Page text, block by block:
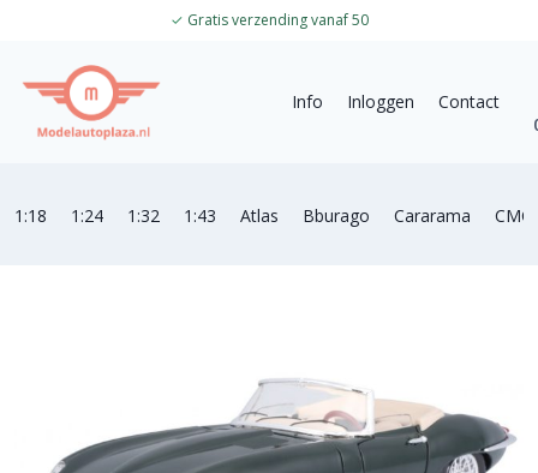
✓ Gratis verzending vanaf 50
Info Inloggen
Contact
1:18 1:24 1:32 1:43 Atlas Bburago Cararama CMC